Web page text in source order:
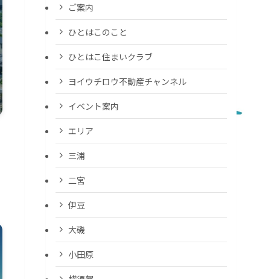
ご案内
ひとはこのこと
ひとはこ住まいクラブ
ヨイウチロウ不動産チャンネル
イベント案内
エリア
三浦
二宮
伊豆
大磯
小田原